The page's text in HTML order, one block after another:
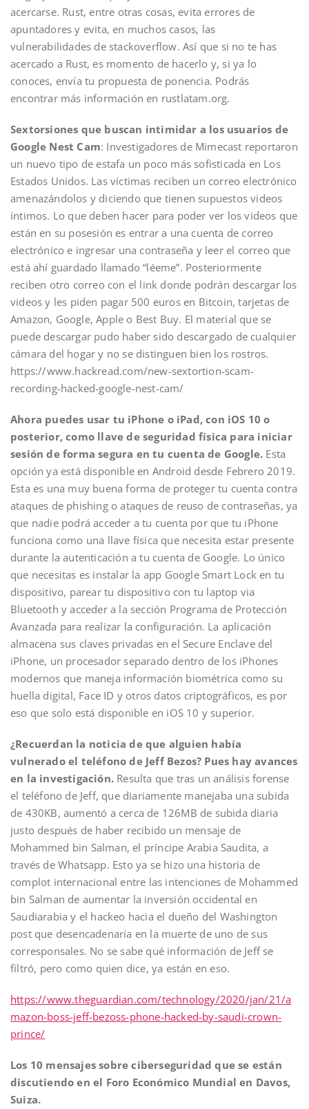
acercarse. Rust, entre otras cosas, evita errores de
apuntadores y evita, en muchos casos, las
vulnerabilidades de stackoverflow. Así que si no te has
acercado a Rust, es momento de hacerlo y, si ya lo
conoces, envía tu propuesta de ponencia. Podrás
encontrar más información en rustlatam.org.
Sextorsiones que buscan intimidar a los usuarios de
Google Nest Cam: Investigadores de Mimecast reportaron
un nuevo tipo de estafa un poco más sofisticada en Los
Estados Unidos. Las víctimas reciben un correo electrónico
amenazándolos y diciendo que tienen supuestos videos
íntimos. Lo que deben hacer para poder ver los videos que
están en su posesión es entrar a una cuenta de correo
electrónico e ingresar una contraseña y leer el correo que
está ahí guardado llamado “léeme”. Posteriormente
reciben otro correo con el link donde podrán descargar los
videos y les piden pagar 500 euros en Bitcoin, tarjetas de
Amazon, Google, Apple o Best Buy. El material que se
puede descargar pudo haber sido descargado de cualquier
cámara del hogar y no se distinguen bien los rostros.
https://www.hackread.com/new-sextortion-scam-
recording-hacked-google-nest-cam/
Ahora puedes usar tu iPhone o iPad, con iOS 10 o
posterior, como llave de seguridad física para iniciar
sesión de forma segura en tu cuenta de Google. Esta
opción ya está disponible en Android desde Febrero 2019.
Esta es una muy buena forma de proteger tu cuenta contra
ataques de phishing o ataques de reuso de contraseñas, ya
que nadie podrá acceder a tu cuenta por que tu iPhone
funciona como una llave física que necesita estar presente
durante la autenticación a tu cuenta de Google. Lo único
que necesitas es instalar la app Google Smart Lock en tu
dispositivo, parear tu dispositivo con tu laptop via
Bluetooth y acceder a la sección Programa de Protección
Avanzada para realizar la configuración. La aplicación
almacena sus claves privadas en el Secure Enclave del
iPhone, un procesador separado dentro de los iPhones
modernos que maneja información biométrica como su
huella digital, Face ID y otros datos criptográficos, es por
eso que solo está disponible en iOS 10 y superior.
¿Recuerdan la noticia de que alguien había
vulnerado el teléfono de Jeff Bezos? Pues hay avances
en la investigación. Resulta que tras un análisis forense
el teléfono de Jeff, que diariamente manejaba una subida
de 430KB, aumentó a cerca de 126MB de subida diaria
justo después de haber recibido un mensaje de
Mohammed bin Salman, el príncipe Arabia Saudita, a
través de Whatsapp. Esto ya se hizo una historia de
complot internacional entre las intenciones de Mohammed
bin Salman de aumentar la inversión occidental en
Saudiarabia y el hackeo hacia el dueño del Washington
post que desencadenaría en la muerte de uno de sus
corresponsales. No se sabe qué información de Jeff se
filtró, pero como quien dice, ya están en eso.
https://www.theguardian.com/technology/2020/jan/21/a
mazon-boss-jeff-bezoss-phone-hacked-by-saudi-crown-
prince/
Los 10 mensajes sobre ciberseguridad que se están
discutiendo en el Foro Económico Mundial en Davos,
Suiza.